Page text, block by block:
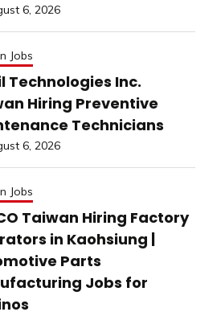
6, 2026
Jobs
Technologies Inc.
Hiring Preventive
Technicians
6, 2026
Jobs
Taiwan Hiring Factory
in Kaohsiung |
Parts
Jobs for